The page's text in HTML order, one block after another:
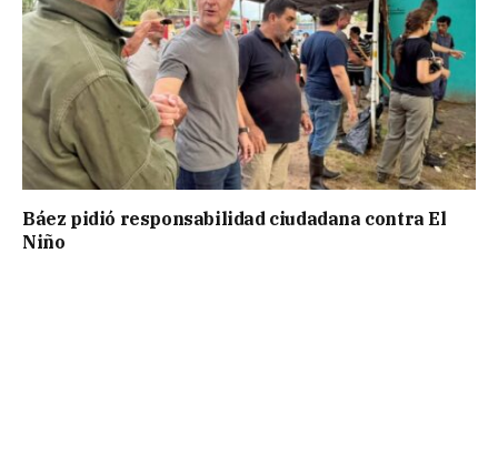
Báez pidió responsabilidad ciudadana contra El
Niño